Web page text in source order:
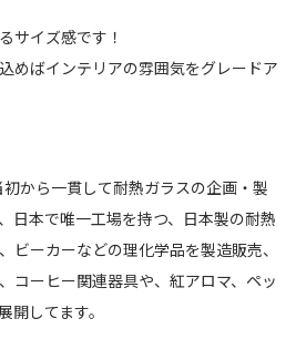
サイズ感です！
めばインテリアの雰囲気をグレードア
から一貫して耐熱ガラスの企画・製
日本で唯一工場を持つ、日本製の耐熱
ビーカーなどの理化学品を製造販売、
コーヒー関連器具や、紅アロマ、ペッ
開してます。